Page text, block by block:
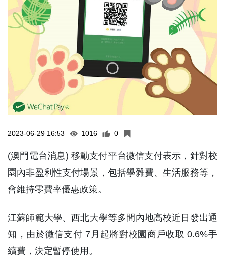
2023-06-29 16:53 1016 0
(澳門電台消息) 移動支付平台微信支付表示，針對校
園內非盈利性支付場景，包括學雜費、生活服務等，
會維持零費率優惠政策。
江蘇師範大學、西北大學等多間內地高校近日發出通
知，由於微信支付 7月起將對校園商戶收取 0.6%手
續費，決定暫停使用。